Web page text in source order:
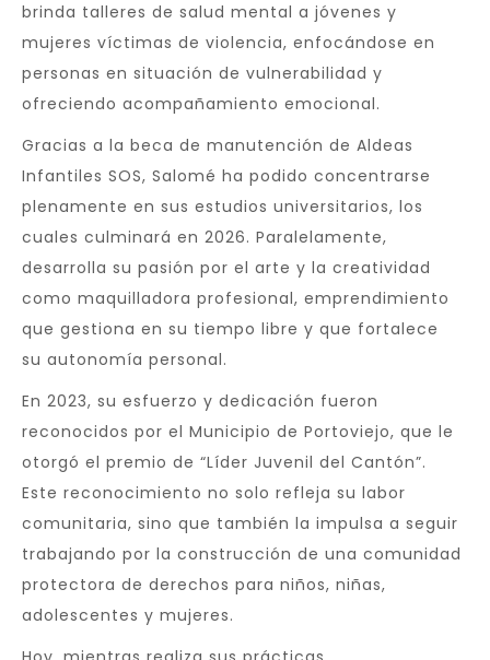
brinda talleres de salud mental a jóvenes y
mujeres víctimas de violencia, enfocándose en
personas en situación de vulnerabilidad y
ofreciendo acompañamiento emocional.
Gracias a la beca de manutención de Aldeas
Infantiles SOS, Salomé ha podido concentrarse
plenamente en sus estudios universitarios, los
cuales culminará en 2026. Paralelamente,
desarrolla su pasión por el arte y la creatividad
como maquilladora profesional, emprendimiento
que gestiona en su tiempo libre y que fortalece
su autonomía personal.
En 2023, su esfuerzo y dedicación fueron
reconocidos por el Municipio de Portoviejo, que le
otorgó el premio de “Líder Juvenil del Cantón”.
Este reconocimiento no solo refleja su labor
comunitaria, sino que también la impulsa a seguir
trabajando por la construcción de una comunidad
protectora de derechos para niños, niñas,
adolescentes y mujeres.